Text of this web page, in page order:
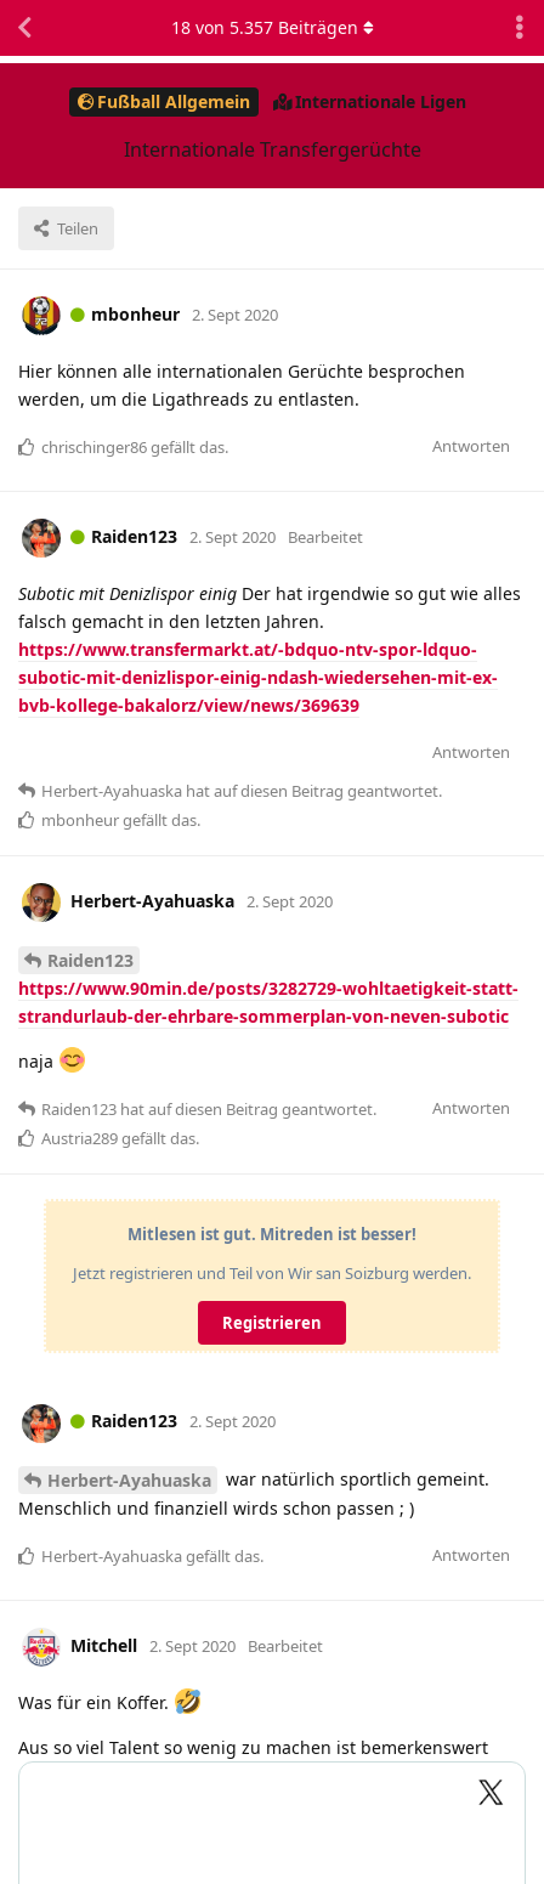
Fußball Allgemein Internationale Ligen
Internationale Transfergerüchte
Teilen
18von 5.357Beiträgen
mbonheur 2. Sept 2020
Hier können alle internationalen Gerüchte besprochen
werden, um die Ligathreads zu entlasten.
Antworten
chrischinger86gefällt das.
Raiden123 2. Sept 2020 Bearbeitet
Subotic mit Denizlispor einig Der hat irgendwie so gut wie alles
falsch gemacht in den letzten Jahren.
https://www.transfermarkt.at/-bdquo-ntv-spor-ldquo-
subotic-mit-denizlispor-einig-ndash-wiedersehen-mit-ex-
bvb-kollege-bakalorz/view/news/369639
Antworten
Herbert-Ayahuaska hatauf diesen Beitrag geantwortet.
mbonheurgefällt das.
Herbert-Ayahuaska 2. Sept 2020
Raiden123
https://www.90min.de/posts/3282729-wohltaetigkeit-statt-
strandurlaub-der-ehrbare-sommerplan-von-neven-subotic
naja
Antworten
Raiden123 hatauf diesen Beitrag geantwortet.
Austria289gefällt das.
Mitlesen ist gut. Mitreden ist besser!
Jetzt registrieren und Teil von Wir san Soizburg werden.
Registrieren
Raiden123 2. Sept 2020
Herbert-Ayahuaska
war natürlich sportlich gemeint.
Menschlich und finanziell wirds schon passen ; )
Antworten
Herbert-Ayahuaskagefällt das.
Mitchell 2. Sept 2020 Bearbeitet
Was für ein Koffer.
Aus so viel Talent so wenig zu machen ist bemerkenswert